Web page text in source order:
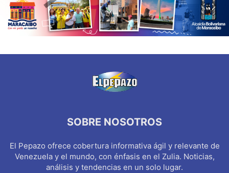
SOBRE NOSOTROS
El Pepazo ofrece cobertura informativa ágil y relevante de
Venezuela y el mundo, con énfasis en el Zulia. Noticias,
análisis y tendencias en un solo lugar.